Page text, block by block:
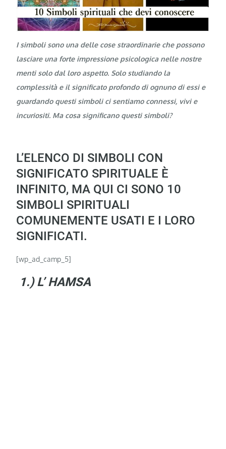
I simboli sono una delle cose straordinarie che possono
lasciare una forte impressione psicologica nelle nostre
menti solo dal loro aspetto. Solo studiando la
complessità e il significato profondo di ognuno di essi e
guardando questi simboli ci sentiamo connessi, vivi e
incuriositi. Ma cosa significano questi simboli?
L’ELENCO DI SIMBOLI CON
SIGNIFICATO SPIRITUALE È
INFINITO, MA QUI CI SONO 10
SIMBOLI SPIRITUALI
COMUNEMENTE USATI E I LORO
SIGNIFICATI.
[wp_ad_camp_5]
1.) L’ HAMSA